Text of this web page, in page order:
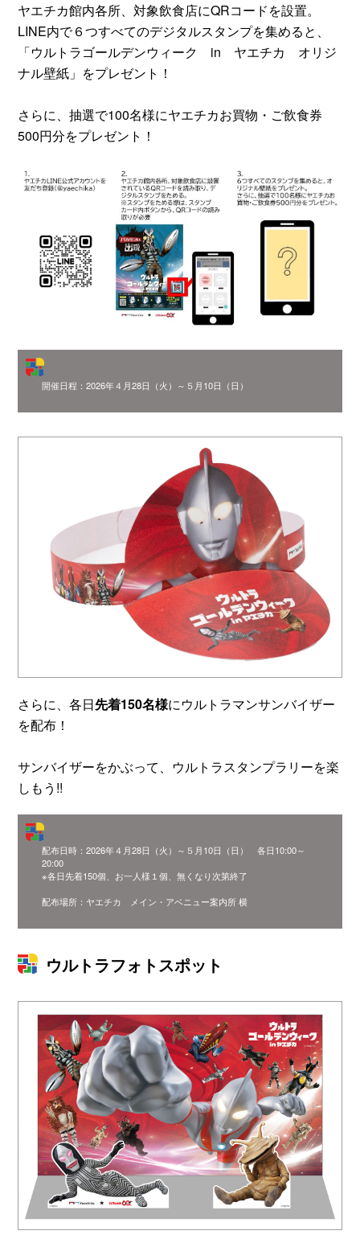
ヤエチカ館内各所、対象飲食店にQRコードを設置。
LINE内で６つすべてのデジタルスタンプを集めると、
「ウルトラゴールデンウィーク in ヤエチカ オリジ
ナル壁紙」をプレゼント！
さらに、抽選で100名様にヤエチカお買物・ご飲食券
500円分をプレゼント！
開催日程：2026年４月28日（火）～５月10日（日）
さらに、各日先着150名様にウルトラマンサンバイザー
を配布！
サンバイザーをかぶって、ウルトラスタンプラリーを楽
しもう!!
配布日時：2026年４月28日（火）～５月10日（日） 各日10:00～
20:00
※各日先着150個、お一人様１個、無くなり次第終了
配布場所：ヤエチカ メイン・アベニュー案内所 横
ウルトラフォトスポット